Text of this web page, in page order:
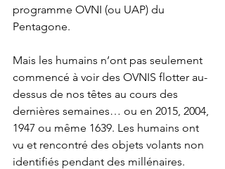
programme OVNI (ou UAP) du
Pentagone.
Mais les humains n’ont pas seulement
commencé à voir des OVNIS flotter au-
dessus de nos têtes au cours des
dernières semaines… ou en 2015, 2004,
1947 ou même 1639. Les humains ont
vu et rencontré des objets volants non
identifiés pendant des millénaires.